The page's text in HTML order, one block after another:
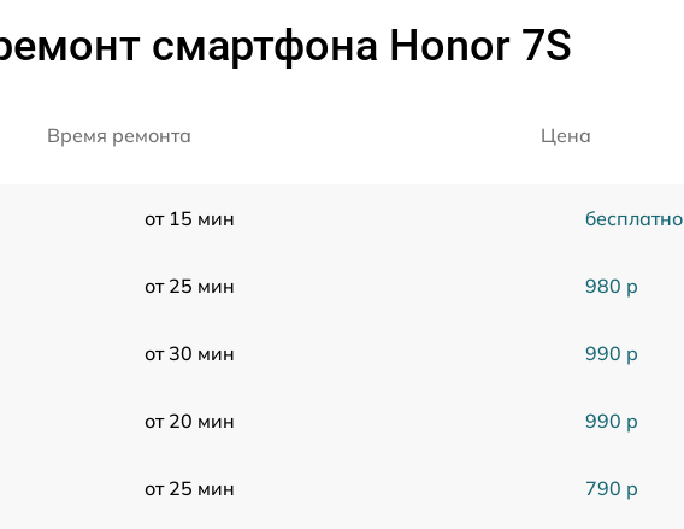
смартфона Honor 7S
Время ремонта Цена
от 15 мин бесплатно
от 25 мин 980 р
от 30 мин 990 р
от 20 мин 990 р
от 25 мин 790 р